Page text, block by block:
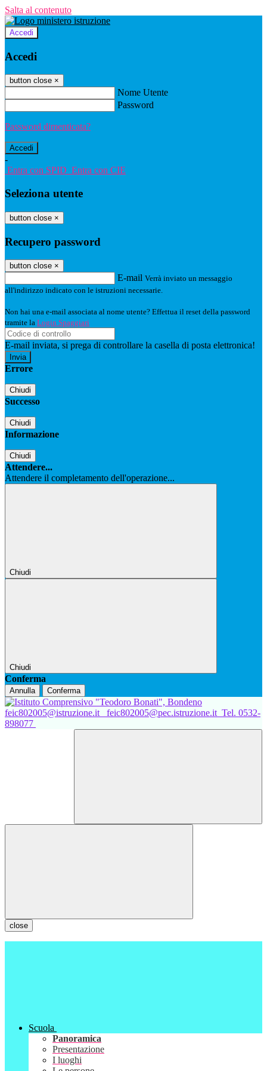
Salta al contenuto
Accedi
Accedi
button close ×
Nome Utente
Password
Password dimenticata?
-
Entra con SPID Entra con CIE
Seleziona utente
button close ×
Recupero password
button close ×
E-mail Verrà inviato un messaggio
all'indirizzo indicato con le istruzioni necessarie.
Non hai una e-mail associata al nome utente? Effettua il reset della password
tramite la Login Spaggiari
E-mail inviata, si prega di controllare la casella di posta elettronica!
Errore
Chiudi
Successo
Chiudi
Informazione
Chiudi
Attendere...
Attendere il completamento dell'operazione...
Chiudi
Chiudi
Conferma
Annulla Conferma
feic802005@istruzione.it feic802005@pec.istruzione.it Tel. 0532-
898077
close
Scuola
Panoramica
Presentazione
I luoghi